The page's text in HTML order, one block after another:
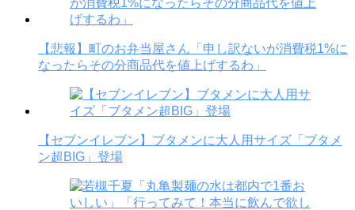
【悲報】町のお弁当屋さん「申し訳ないが消費税1%に
なったらその分商品代を値上げするわ」
【セブンイレブン】ブタメンに大人用サイズ「ブタメ
ン超BIG」登場